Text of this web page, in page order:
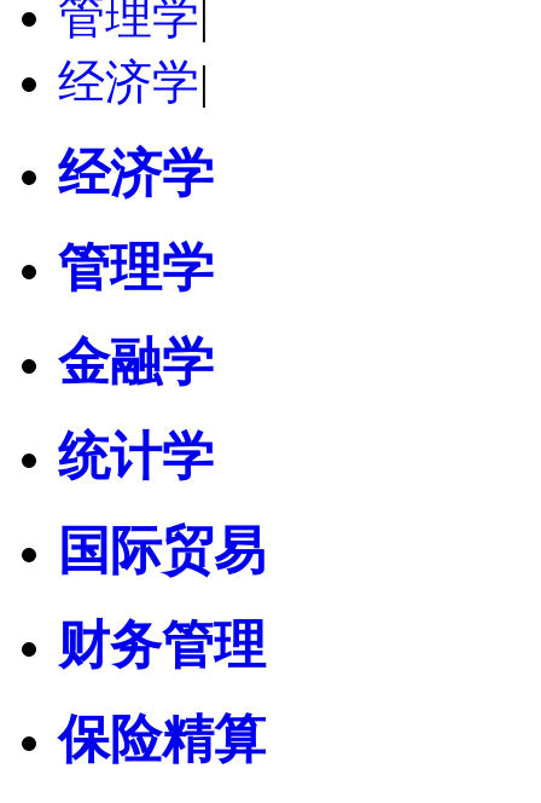
管理学
经济学|
经济学
管理学
金融学
统计学
国际贸易
财务管理
保险精算